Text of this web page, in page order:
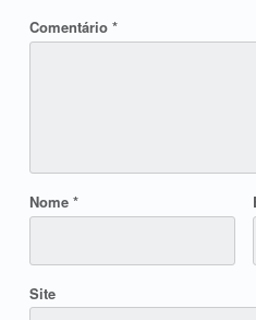
Comentário *
Nome *
Site